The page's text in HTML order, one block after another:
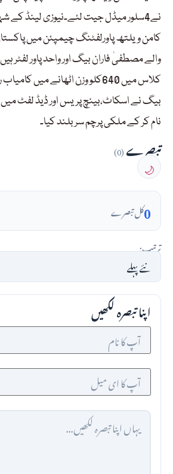
نے4سلور میڈل جیت لئے۔نیوزی لینڈ کے
کامن ویلتھ پاورلفٹنگ چیمپئن میں
کلاس میں 640کلو وزن اٹھانے میں
بیگ نے اسکاٹ،بینچ پریس اور ڈیڈ لفٹ
نام کر کے ملکی پرچم سر بلند کیا۔
تبصرے(0)
🌙
0کل تبصرے
ترتیب:
اپنا تبصرہ لکھیں